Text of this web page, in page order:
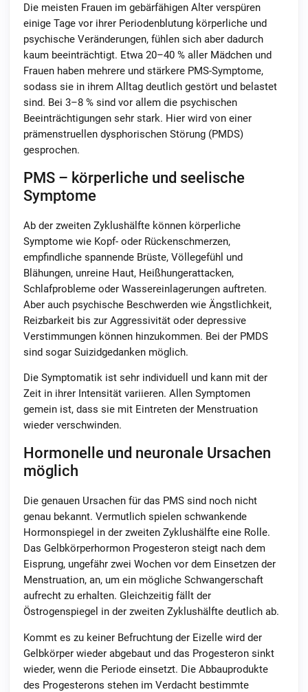
Die meisten Frauen im gebärfähigen Alter verspüren
einige Tage vor ihrer Periodenblutung körperliche und
psychische Veränderungen, fühlen sich aber dadurch
kaum beeinträchtigt. Etwa 20–40 % aller Mädchen und
Frauen haben mehrere und stärkere PMS-Symptome,
sodass sie in ihrem Alltag deutlich gestört und belastet
sind. Bei 3–8 % sind vor allem die psychischen
Beeinträchtigungen sehr stark. Hier wird von einer
prämenstruellen dysphorischen Störung (PMDS)
gesprochen.
PMS – körperliche und seelische
Symptome
Ab der zweiten Zyklushälfte können körperliche
Symptome wie Kopf- oder Rückenschmerzen,
empfindliche spannende Brüste, Völlegefühl und
Blähungen, unreine Haut, Heißhungerattacken,
Schlafprobleme oder Wassereinlagerungen auftreten.
Aber auch psychische Beschwerden wie Ängstlichkeit,
Reizbarkeit bis zur Aggressivität oder depressive
Verstimmungen können hinzukommen. Bei der PMDS
sind sogar Suizidgedanken möglich.
Die Symptomatik ist sehr individuell und kann mit der
Zeit in ihrer Intensität variieren. Allen Symptomen
gemein ist, dass sie mit Eintreten der Menstruation
wieder verschwinden.
Hormonelle und neuronale Ursachen
möglich
Die genauen Ursachen für das PMS sind noch nicht
genau bekannt. Vermutlich spielen schwankende
Hormonspiegel in der zweiten Zyklushälfte eine Rolle.
Das Gelbkörperhormon Progesteron steigt nach dem
Eisprung, ungefähr zwei Wochen vor dem Einsetzen der
Menstruation, an, um ein mögliche Schwangerschaft
aufrecht zu erhalten. Gleichzeitig fällt der
Östrogenspiegel in der zweiten Zyklushälfte deutlich ab.
Kommt es zu keiner Befruchtung der Eizelle wird der
Gelbkörper wieder abgebaut und das Progesteron sinkt
wieder, wenn die Periode einsetzt. Die Abbauprodukte
des Progesterons stehen im Verdacht bestimmte